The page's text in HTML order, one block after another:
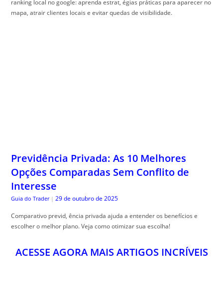
ranking local no google: aprenda estrat, égias práticas para aparecer no
mapa, atrair clientes locais e evitar quedas de visibilidade.
Previdência Privada: As 10 Melhores
Opções Comparadas Sem Conflito de
Interesse
Guia do Trader | 29 de outubro de 2025
Comparativo previd, ência privada ajuda a entender os benefícios e
escolher o melhor plano. Veja como otimizar sua escolha!
ACESSE AGORA MAIS ARTIGOS INCRÍVEIS